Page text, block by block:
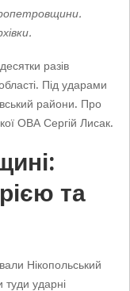
разів
Під ударами
райони. Про
ОВА Сергій Лисак.
та
Нікопольський
туди ударні